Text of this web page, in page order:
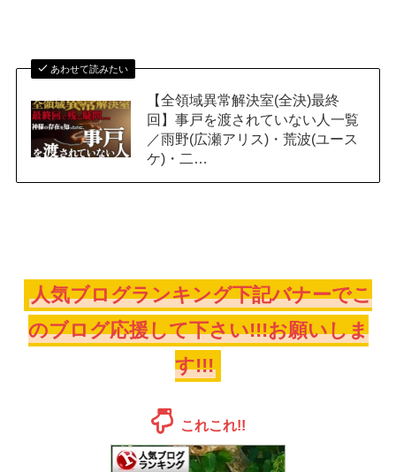
あわせて読みたい
【全領域異常解決室(全決)最終
回】事戸を渡されていない人一覧
／雨野(広瀬アリス)・荒波(ユース
ケ)・二…
人気ブログランキング下記バナーでこ
のブログ応援して下さい!!!お願いしま
す!!!
これこれ!!